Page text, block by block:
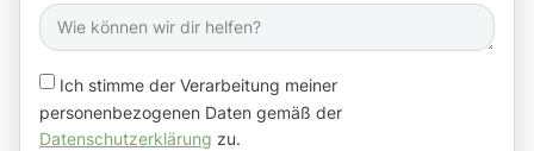
Ich stimme der Verarbeitung meiner
personenbezogenen Daten gemäß der
Datenschutzerklärung zu.